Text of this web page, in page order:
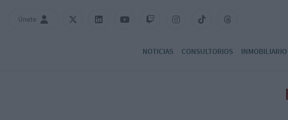
Únete
NOTICIAS CONSULTORIOS INMOBILIARIO